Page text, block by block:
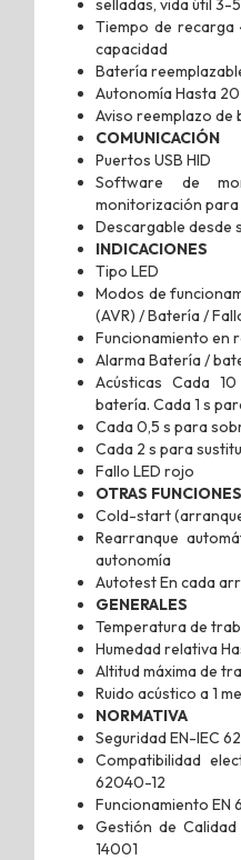
selladas, vida útil 3-
Tiempo de
capacidad
Batería
Autonomía Hasta
Aviso reemplazo de
COMUNICACIÓN
Puertos USB HID
Software de
monitorización para
Descargable desde
INDICACIONES
Tipo LED
Modos de
(AVR) / Batería /
Funcionamiento en
Alarma Batería /
Acústicas Cada
batería. Cada 1 s
Cada 0,5 s para
Cada 2 s para
Fallo LED rojo
OTRAS FUNCIONES
Cold-start
Rearranque
autonomía
Autotest En cada
GENERALES
Temperatura de
Humedad relativa
Altitud máxima de
Ruido acústico a 1
NORMATIVA
Seguridad EN-IEC
Compatibilidad
62040-12
Funcionamiento EN
Gestión de
14001